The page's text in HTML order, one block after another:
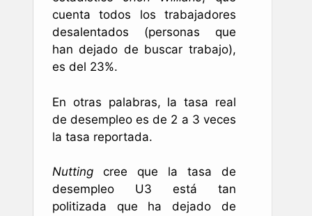
cuenta todos los trabajadores
desalentados (personas que
han dejado de buscar trabajo),
es del 23%.
En otras palabras, la tasa real
de desempleo es de 2 a 3 veces
la tasa reportada.
Nuttingcree que la tasa de
desempleo U3 está tan
politizada que ha dejado de